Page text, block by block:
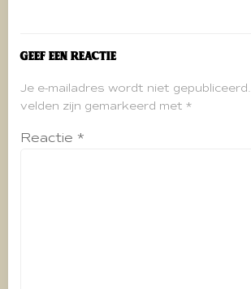
Geef een reactie
Je e-mailadres wordt niet gepubliceerd.
velden zijn gemarkeerd met *
Reactie *